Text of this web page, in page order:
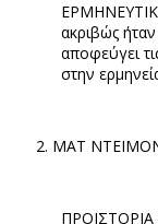
ακριβώς
αποφεύγει
στην
ΜΑΤ
ΠΡΟΙΣΤΟΡΙΑ